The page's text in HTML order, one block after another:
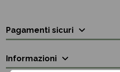
Pagamenti sicuri
Informazioni